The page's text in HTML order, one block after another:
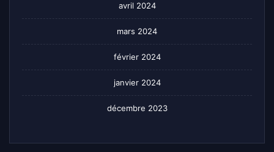
avril 2024
mars 2024
février 2024
janvier 2024
décembre 2023